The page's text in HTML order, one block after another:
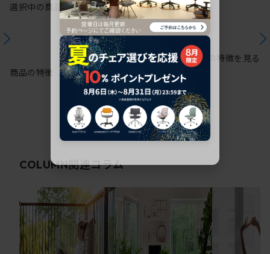
選択中の商品情報保証注意事項
商品の特徴
シリーズの特徴を見る
COLUMN関連コラム